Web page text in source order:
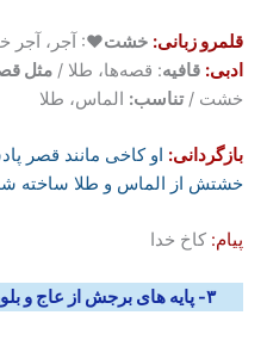
قلمرو زبانی: خشت♥: آجر، آجر
ادبی: قافیه: قصه‌ها، طلا / مثل
خشت /تناسب: الماس، طلا
بازگردانی: او کاخی مانند قصر
خشتش از الماس و طلا ساخته
پیام: کاخ خدا
۳- پایه های برجش از عاج و بلور / بر سر تختی نشسته با غرور